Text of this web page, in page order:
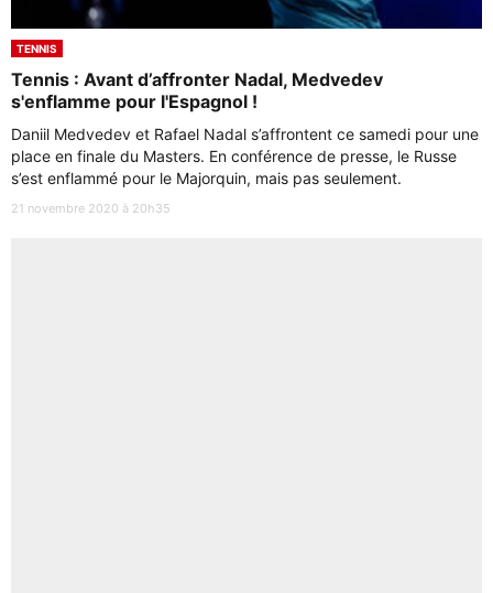
TENNIS
Tennis : Avant d’affronter Nadal, Medvedev
s'enflamme pour l'Espagnol !
Daniil Medvedev et Rafael Nadal s’affrontent ce samedi pour une
place en finale du Masters. En conférence de presse, le Russe
s’est enflammé pour le Majorquin, mais pas seulement.
21 novembre 2020 à 20h35